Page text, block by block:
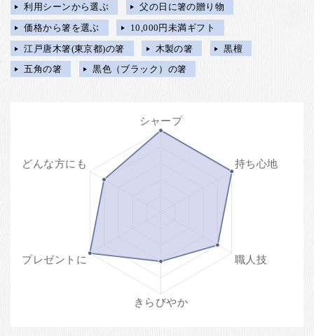
利用シーンから選ぶ
父の日に箸の贈り物
価格から箸を選ぶ
10,000円未満ギフト
江戸唐木箸(東京都)の箸
木製の箸
黒檀
五角の箸
黒色（ブラック）の箸